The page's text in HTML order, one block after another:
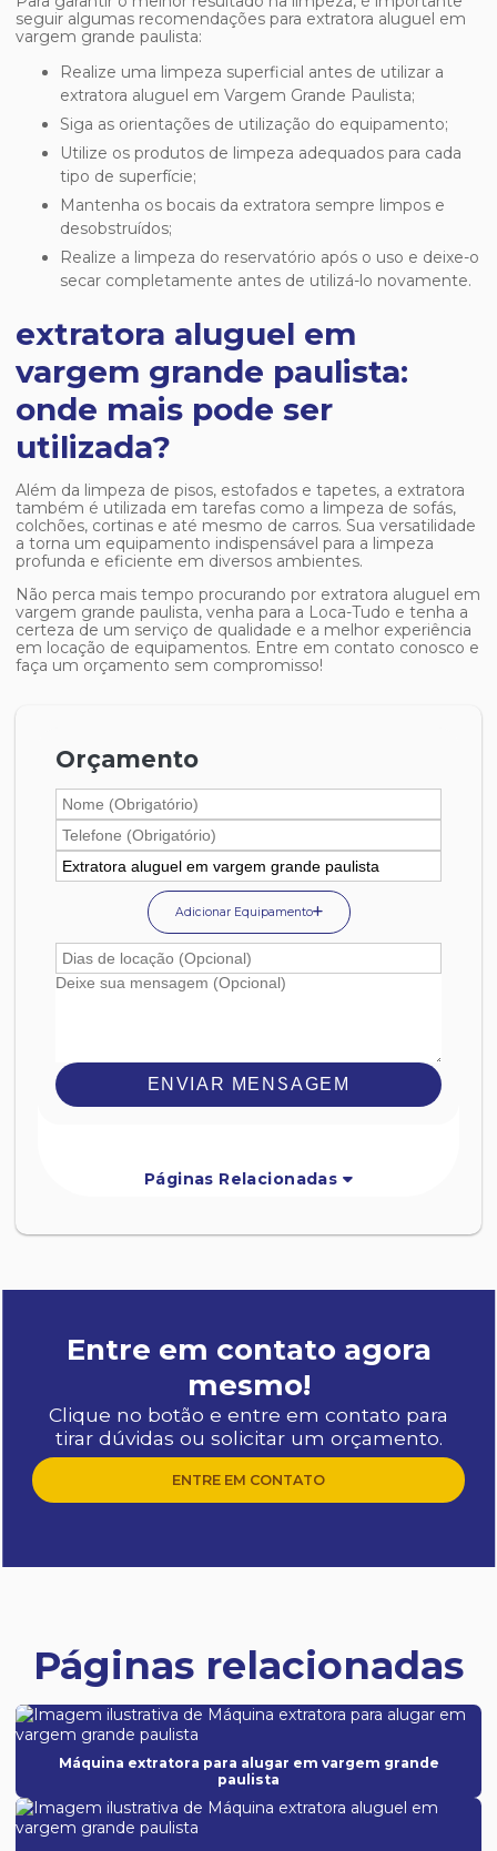
seguir algumas recomendações para extratora aluguel em
vargem grande paulista:
Realize uma limpeza superficial antes de utilizar a
extratora aluguel em Vargem Grande Paulista;
Siga as orientações de utilização do equipamento;
Utilize os produtos de limpeza adequados para cada
tipo de superfície;
Mantenha os bocais da extratora sempre limpos e
desobstruídos;
Realize a limpeza do reservatório após o uso e deixe-o
secar completamente antes de utilizá-lo novamente.
extratora aluguel em
vargem grande paulista:
onde mais pode ser
utilizada?
Além da limpeza de pisos, estofados e tapetes, a extratora
também é utilizada em tarefas como a limpeza de sofás,
colchões, cortinas e até mesmo de carros. Sua versatilidade
a torna um equipamento indispensável para a limpeza
profunda e eficiente em diversos ambientes.
Não perca mais tempo procurando por extratora aluguel em
vargem grande paulista, venha para a Loca-Tudo e tenha a
certeza de um serviço de qualidade e a melhor experiência
em locação de equipamentos. Entre em contato conosco e
faça um orçamento sem compromisso!
Orçamento
Adicionar Equipamento
ENVIAR MENSAGEM
Páginas Relacionadas
Entre em contato agora
mesmo!
Clique no botão e entre em contato para
tirar dúvidas ou solicitar um orçamento.
ENTRE EM CONTATO
Páginas relacionadas
Máquina extratora para alugar em vargem grande
paulista